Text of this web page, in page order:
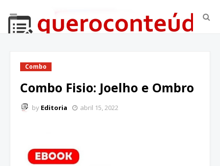
Combo
Combo Fisio: Joelho e Ombro
by Editoria abril 15, 2022